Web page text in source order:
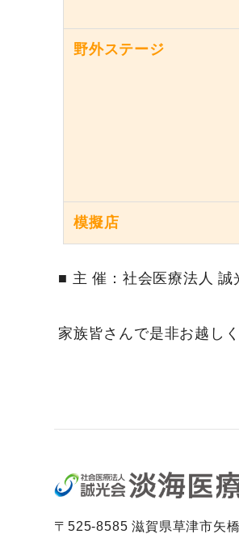
野外ステージ
模擬店
■ 主 催：社会医療法人
家族皆さんで是非お越し
〒525-8585 滋賀県草津市矢